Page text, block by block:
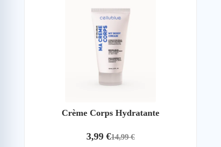
Crème Corps Hydratante
3,99 €14,99 €